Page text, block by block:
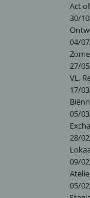
Act
30/
04/
27/
VL.
17/
05/
28/
09/
05/